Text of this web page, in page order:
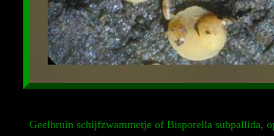
Geelbruin schijfzwammetje of Bisporella subpallida,